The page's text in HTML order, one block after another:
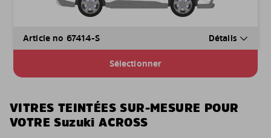
Article no 67414-S Détails
Sélectionner
VITRES TEINTÉES SUR-MESURE POUR
VOTRE Suzuki ACROSS